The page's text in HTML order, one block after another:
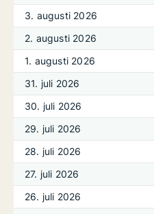
3. augusti 2026
2. augusti 2026
1. augusti 2026
31. juli 2026
30. juli 2026
29. juli 2026
28. juli 2026
27. juli 2026
26. juli 2026